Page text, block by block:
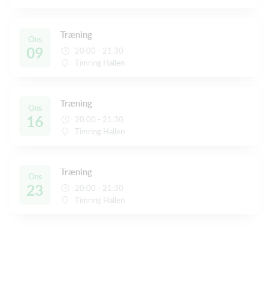
Ons
09
Træning
20:00 - 21:30
Timring Hallen
Ons
16
Træning
20:00 - 21:30
Timring Hallen
Ons
23
Træning
20:00 - 21:30
Timring Hallen